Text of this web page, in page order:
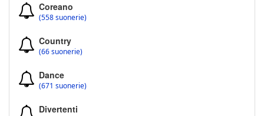
Coreano
(558 suonerie)
Country
(66 suonerie)
Dance
(671 suonerie)
Divertenti